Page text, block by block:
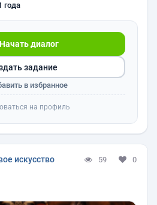
года
Начать диалог
задание
в избранное
на профиль
искусство 59 0